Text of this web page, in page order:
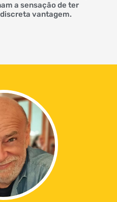
a sensação de ter
vantagem.